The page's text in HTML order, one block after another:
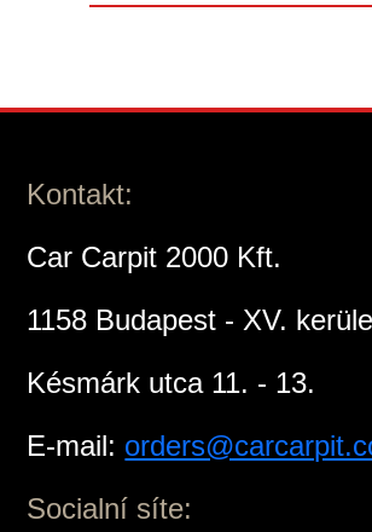
Kontakt:
Car Carpit 2000 Kft.
1158 Budapest - XV.
Késmárk utca 11. - 13.
E-mail:
Socialní síte: